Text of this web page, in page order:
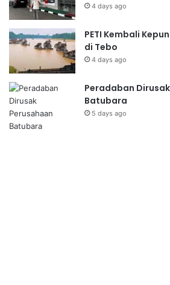
4 days ago
PETI Kembali
di Tebo
4 days ago
Peradaban
Batubara
5 days ago